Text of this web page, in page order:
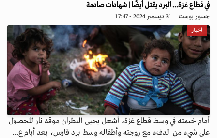
في قطاع غزة... البرد يقتل أيضًا | شهادات صادمة
جسور بوست 31 ديسمبر 2024 - 17:47
أخبار
أمام خيمته في وسط قطاع غزة، أشعل يحيى البطران موقد نار للحصول
على شيء من الدفء مع زوجته وأطفاله وسط برد قارس، بعد أيام ع...